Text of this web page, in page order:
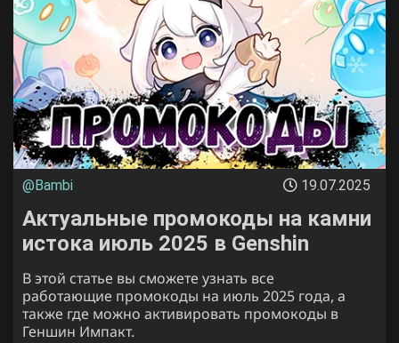
@Bambi 19.07.2025
Актуальные промокоды на камни
истока июль 2025 в Genshin
Impact
В этой статье вы сможете узнать все
работающие промокоды на июль 2025 года, а
также где можно активировать промокоды в
Геншин Импакт.